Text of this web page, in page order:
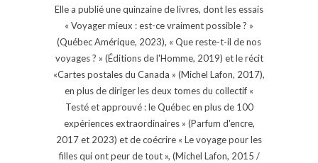
Elle a publié une quinzaine de livres, dont les essais
« Voyager mieux : est-ce vraiment possible ? »
(Québec Amérique, 2023), « Que reste-t-il de nos
voyages ? » (Éditions de l'Homme, 2019) et le récit
«Cartes postales du Canada » (Michel Lafon, 2017),
en plus de diriger les deux tomes du collectif «
Testé et approuvé : le Québec en plus de 100
expériences extraordinaires » (Parfum d'encre,
2017 et 2023) et de coécrire « Le voyage pour les
filles qui ont peur de tout », (Michel Lafon, 2015 /